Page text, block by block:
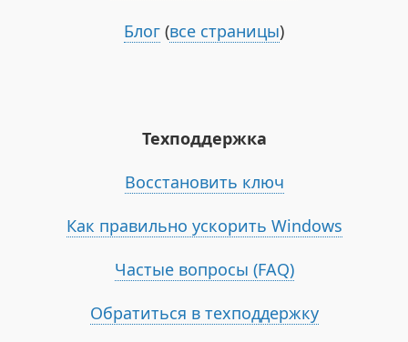
Блог (все страницы)
Техподдержка
Восстановить ключ
Как правильно ускорить Windows
Частые вопросы (FAQ)
Обратиться в техподдержку